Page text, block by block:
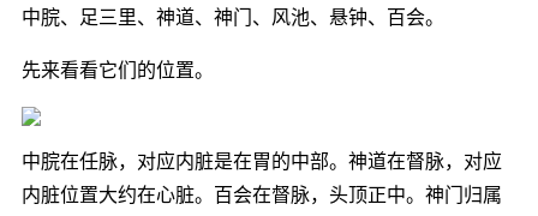
中脘、足三里、神道、神门、风池、悬钟、百会。
先来看看它们的位置。
中脘在任脉，对应内脏是在胃的中部。神道在督脉，对应
内脏位置大约在心脏。百会在督脉，头顶正中。神门归属